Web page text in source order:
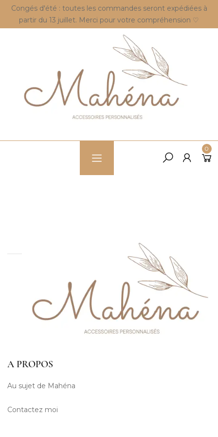
Congés d'été : toutes les commandes seront expédiées à
partir du 13 juillet. Merci pour votre compréhension ♡
0
A PROPOS
Au sujet de Mahéna
Contactez moi